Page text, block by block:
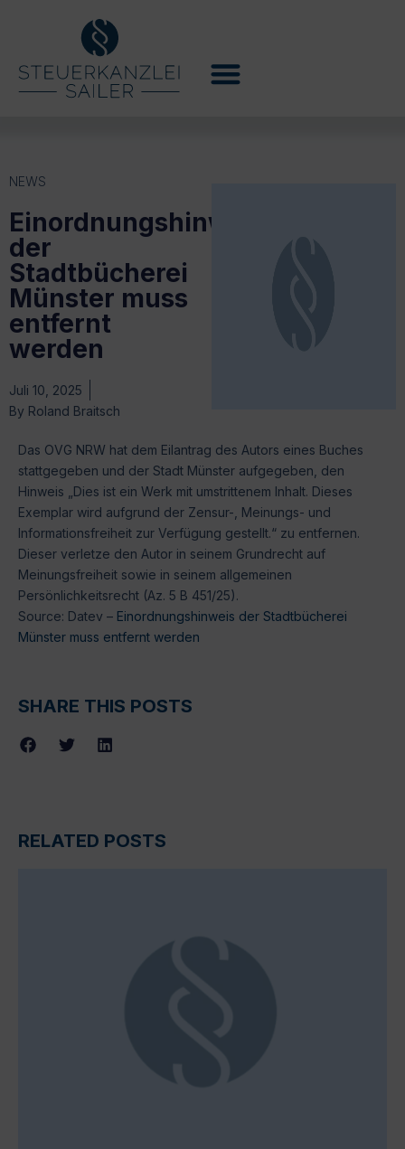
NEWS
Einordnungshinweis
der
Stadtbücherei
Münster muss
entfernt
werden
Juli 10, 2025
By Roland Braitsch
Das OVG NRW hat dem Eilantrag des Autors eines Buches
stattgegeben und der Stadt Münster aufgegeben, den
Hinweis „Dies ist ein Werk mit umstrittenem Inhalt. Dieses
Exemplar wird aufgrund der Zensur-, Meinungs- und
Informationsfreiheit zur Verfügung gestellt.“ zu entfernen.
Dieser verletze den Autor in seinem Grundrecht auf
Meinungsfreiheit sowie in seinem allgemeinen
Persönlichkeitsrecht (Az. 5 B 451/25).
Source: Datev – Einordnungshinweis der Stadtbücherei
Münster muss entfernt werden
SHARE THIS POSTS
RELATED POSTS